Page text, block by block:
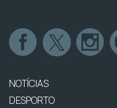
NOTÍCIAS
DESPORTO